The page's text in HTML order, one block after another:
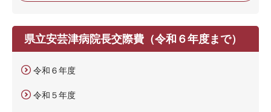
県立安芸津病院長交際費（令和６年度まで）
令和６年度
令和５年度